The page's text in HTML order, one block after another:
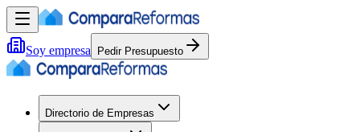
Soy empresa Pedir Presupuesto
Directorio de Empresas